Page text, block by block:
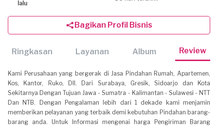
lalu
Bagikan Profil Bisnis
Ringkasan Layanan Album Review
Kami Perusahaan yang bergerak di Jasa Pindahan Rumah, Apartemen,
Kos, Kantor, Ruko, Dll. Dari Surabaya, Gresik, Sidoarjo dan Kota
Sekitarnya Dengan Tujuan Jawa - Sumatra - Kalimantan - Sulawesi - NTT
Dan NTB. Dengan Pengalaman lebih dari 1 dekade kami menjamin
memberikan pelayanan yang terbaik demi kebutuhan Pindahan barang-
barang anda. Untuk Informasi mengenai harga Pengiriman Barang